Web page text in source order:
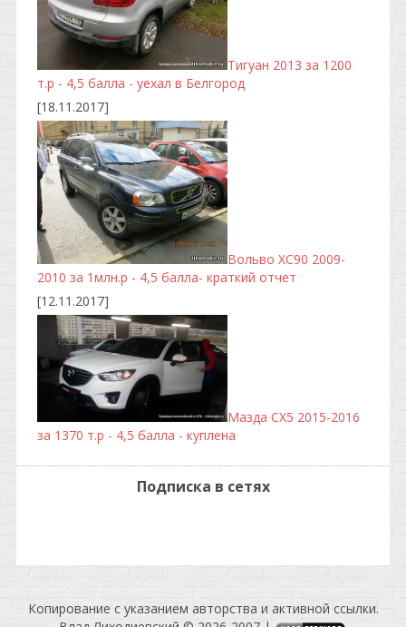
Тигуан 2013 за 1200
т.р - 4,5 балла - уехал в Белгород
[18.11.2017]
Вольво ХС90 2009-
2010 за 1млн.р - 4,5 балла- краткий отчет
[12.11.2017]
Мазда CX5 2015-2016
за 1370 т.р - 4,5 балла - куплена
Подписка в сетях
Копирование c указанием авторства и активной ссылки.